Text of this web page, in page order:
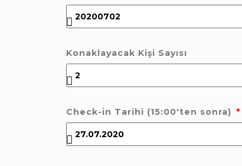
Konaklayacak Kişi Sayısı
Check-in Tarihi (15:00'ten sonra)